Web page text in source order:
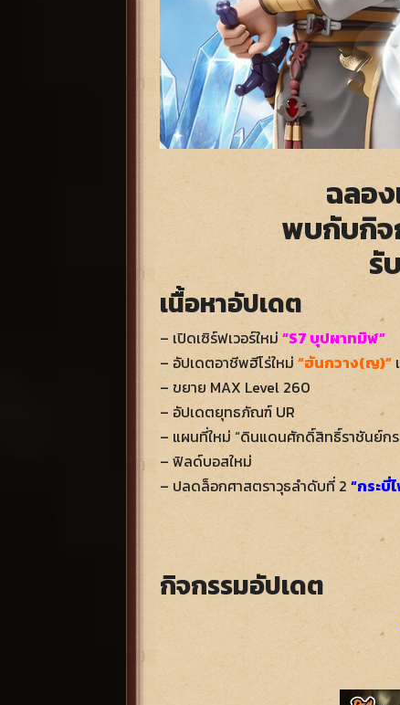
ฉลอง
พบกับกิจ
รั
เนื้อหาอัปเดต
– เปิดเซิร์ฟเวอร์ใหม่ “S7 บุปผาทมิฬ”
– อัปเดตอาชีพฮีโร่ใหม่ “ฮันกวาง(ญ)”
– ขยาย MAX Level 260
– อัปเดตยุทธภัณฑ์ UR
– แผนที่ใหม่ “ดินแดนศักดิ์สิทธิ์ราชันย์ก
– ฟิลด์บอสใหม่
– ปลดล็อกศาสตราวุธลำดับที่ 2 “กระบี่
กิจกรรมอัปเดต